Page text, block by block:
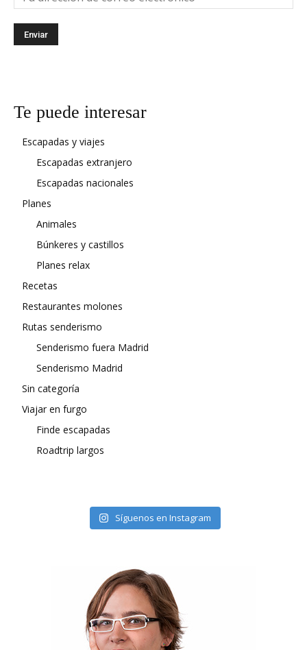
Te puede interesar
Escapadas y viajes
Escapadas extranjero
Escapadas nacionales
Planes
Animales
Búnkeres y castillos
Planes relax
Recetas
Restaurantes molones
Rutas senderismo
Senderismo fuera Madrid
Senderismo Madrid
Sin categoría
Viajar en furgo
Finde escapadas
Roadtrip largos
Síguenos en Instagram